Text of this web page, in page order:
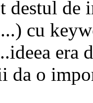
destul de
cu
da o